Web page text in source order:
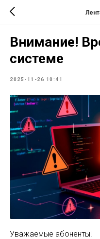
Внимание!
системе
2025-11-26 10:41
Уважаемые абоненты!